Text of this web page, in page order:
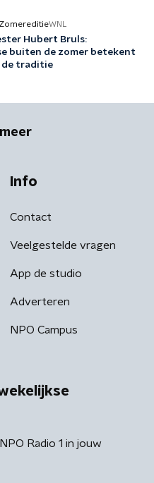
WNL
Hubert Bruls:
buiten de zomer betekent
de traditie
Info
Contact
Veelgestelde vragen
App de studio
Adverteren
NPO Campus
Radio 1 in jouw